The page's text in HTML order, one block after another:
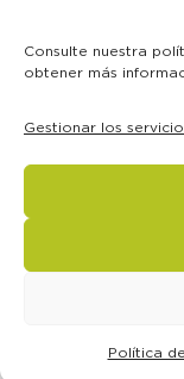
Consulte nuestra
obtener más
Gestionar los
Política